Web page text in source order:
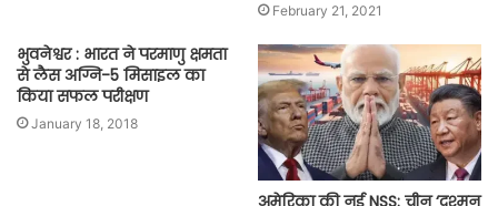
February 21, 2021
भुवनेश्वर : भारत ने परमाणु क्षमता
से लैस अग्नि-5 मिसाइल का
किया सफल परीक्षण
January 18, 2018